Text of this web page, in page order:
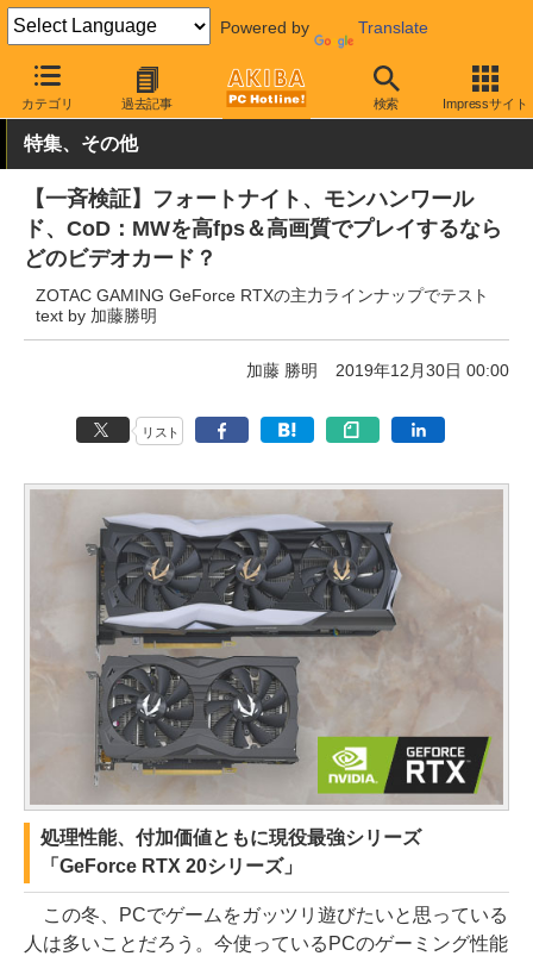
Powered by Translate
カテゴリ 過去記事 検索 Impressサイト
AKIBA PC Hotline! PCパーツ ビデオカード（グラフィックボード
特集、その他
【一斉検証】フォートナイト、モンハンワール
ド、CoD：MWを高fps＆高画質でプレイするなら
どのビデオカード？
ZOTAC GAMING GeForce RTXの主力ラインナップでテスト
text by 加藤勝明
加藤 勝明 2019年12月30日 00:00
リスト
処理性能、付加価値ともに現役最強シリーズ
「GeForce RTX 20シリーズ」
この冬、PCでゲームをガッツリ遊びたいと思っている
人は多いことだろう。今使っているPCのゲーミング性能